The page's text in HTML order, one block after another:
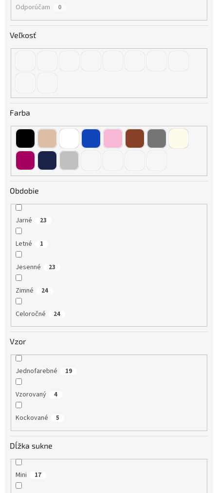
Odporúčam 0
Veľkosť
Farba
Obdobie
Jarné 23
Letné 1
Jesenné 23
Zimné 24
Celoročné 24
Vzor
Jednofarebné 19
Vzorovaný 4
Kockované 5
Dĺžka sukne
Mini 17